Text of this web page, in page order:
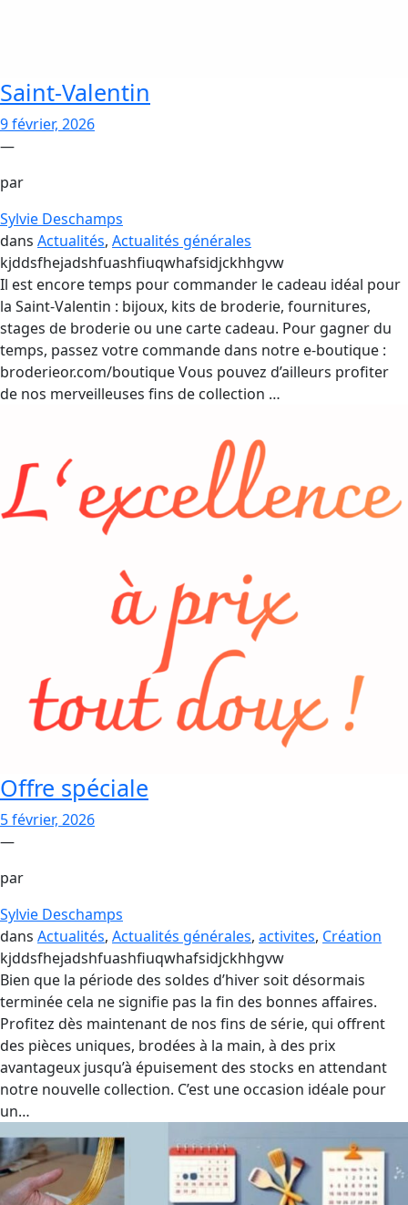
Saint-Valentin
9 février, 2026
—
par
Sylvie Deschamps
dans Actualités, Actualités générales
kjddsfhejadshfuashfiuqwhafsidjckhhgvw
Il est encore temps pour commander le cadeau idéal pour
la Saint-Valentin : bijoux, kits de broderie, fournitures,
stages de broderie ou une carte cadeau. Pour gagner du
temps, passez votre commande dans notre e-boutique :
broderieor.com/boutique Vous pouvez d’ailleurs profiter
de nos merveilleuses fins de collection …
Offre spéciale
5 février, 2026
—
par
Sylvie Deschamps
dans Actualités, Actualités générales, activites, Création
kjddsfhejadshfuashfiuqwhafsidjckhhgvw
Bien que la période des soldes d’hiver soit désormais
terminée cela ne signifie pas la fin des bonnes affaires.
Profitez dès maintenant de nos fins de série, qui offrent
des pièces uniques, brodées à la main, à des prix
avantageux jusqu’à épuisement des stocks en attendant
notre nouvelle collection. C’est une occasion idéale pour
un…